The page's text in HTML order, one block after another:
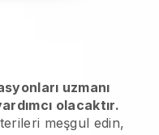
uzmanı
olacaktır.
meşgul edin,